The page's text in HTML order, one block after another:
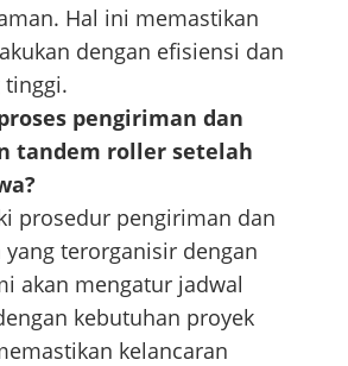
Hal ini memastikan
dengan efisiensi dan
tinggi.
pengiriman dan
tandem roller setelah
prosedur pengiriman dan
terorganisir dengan
akan mengatur jadwal
kebutuhan proyek
kelancaran